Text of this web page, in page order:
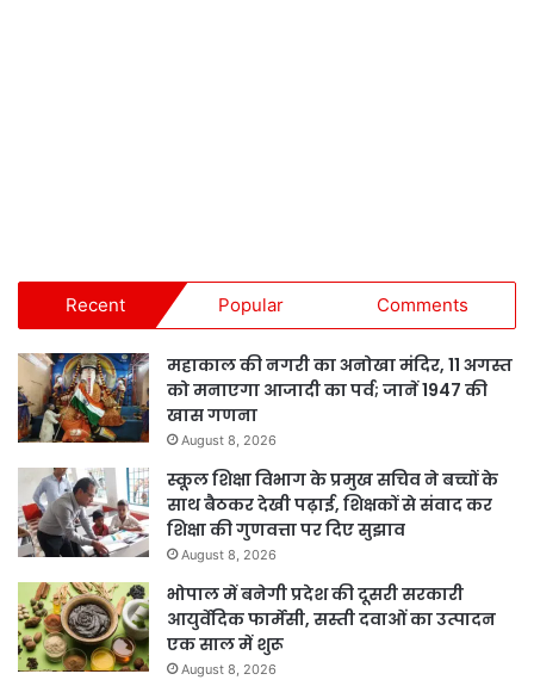
Recent Popular Comments
महाकाल की नगरी का अनोखा मंदिर, 11 अगस्त
को मनाएगा आजादी का पर्व; जानें 1947 की
खास गणना
August 8, 2026
स्कूल शिक्षा विभाग के प्रमुख सचिव ने बच्चों के
साथ बैठकर देखी पढ़ाई, शिक्षकों से संवाद कर
शिक्षा की गुणवत्ता पर दिए सुझाव
August 8, 2026
भोपाल में बनेगी प्रदेश की दूसरी सरकारी
आयुर्वेदिक फार्मेसी, सस्ती दवाओं का उत्पादन
एक साल में शुरू
August 8, 2026